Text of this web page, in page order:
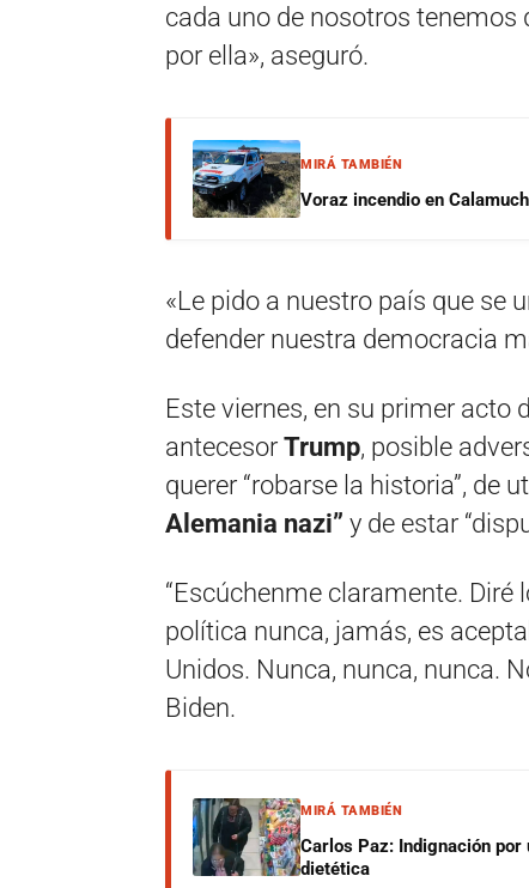
cada uno de nosotros tenemos
por ella», aseguró.
MIRÁ TAMBIÉN
Voraz incendio en
«Le pido a nuestro país que se
defender nuestra democracia
Este viernes, en su primer acto
antecesor Trump, posible
querer “robarse la historia”, de
Alemania nazi” y de estar
“Escúchenme claramente. Diré
política nunca, jamás, es
Unidos. Nunca, nunca, nunca.
Biden.
MIRÁ TAMBIÉN
Carlos Paz: Indignación por
dietética